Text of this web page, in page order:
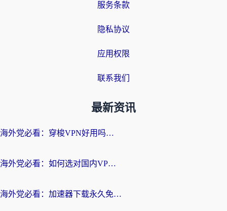
服务条款
隐私协议
应用权限
联系我们
最新资讯
海外党必看：穿梭VPN好用吗？和云帆VPN对比哪个回国效果更好？附真实测评+避坑指南
海外党必看：如何选对国内VPN，实现无缝访问国内资源？
海外党必看：加速器下载永久免费版真的存在吗？教你无缝访问国内资源的正确姿势